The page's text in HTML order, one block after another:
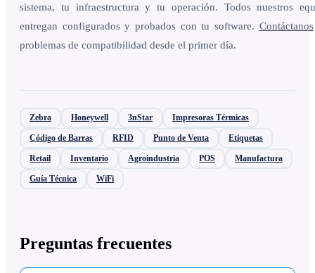
sistema, tu infraestructura y tu operación. Todos nuestros
entregan configurados y probados con tu software. Contáctanos
problemas de compatibilidad desde el primer día.
Zebra Honeywell 3nStar Impresoras Térmicas
Código de Barras RFID Punto de Venta Etiquetas
Retail Inventario Agroindustria POS Manufactura
Guía Técnica WiFi
Preguntas frecuentes